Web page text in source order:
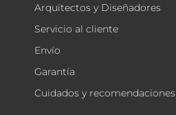
Arquitectos y Diseñadores
Servicio al cliente
Envío
Garantía
Cuidados y recomendaciones